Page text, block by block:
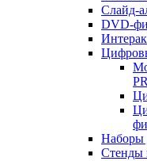
Слайд-
DVD-
Наборы
Стенды